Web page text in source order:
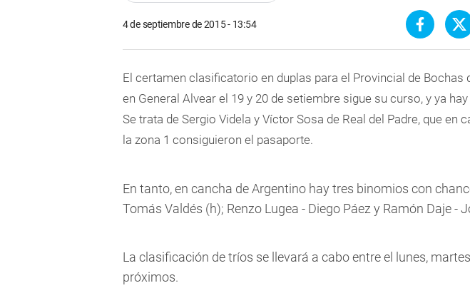
4 de septiembre de 2015 - 13:54
El certamen clasificatorio en duplas para el Provincial de Bochas
en General Alvear el 19 y 20 de setiembre sigue su curso, y ya
Se trata de Sergio Videla y Víctor Sosa de Real del Padre, que en
la zona 1 consiguieron el pasaporte.
En tanto, en cancha de Argentino hay tres binomios con
Tomás Valdés (h); Renzo Lugea - Diego Páez y Ramón Daje -
La clasificación de tríos se llevará a cabo entre el lunes,
próximos.